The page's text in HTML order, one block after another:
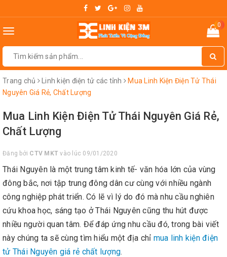
Toggle
0
Trang chủ Linh kiện điện tử các tỉnh
Mua Linh Kiện Điện Tử Thái
Nguyên Giá Rẻ, Chất Lượng
Mua Linh Kiện Điện Tử Thái Nguyên Giá Rẻ,
Chất Lượng
Đăng bởi CTV MKT vào lúc 09/01/2020
Thái Nguyên là một trung tâm kinh tế- văn hóa lớn của vùng
đông bắc, nơi tập trung đông dân cư cùng với nhiều ngành
công nghiệp phát triển. Có lẽ vì lý do đó mà nhu cầu nghiên
cứu khoa học, sáng tạo ở Thái Nguyên cũng thu hút được
nhiều người quan tâm. Để đáp ứng nhu cầu đó, trong bài viết
này chúng ta sẽ cùng tìm hiểu một địa chỉ mua linh kiện điện
tử Thái Nguyên giá rẻ chất lượng.